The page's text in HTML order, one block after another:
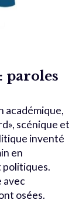
paroles
académique,
scénique et
inventé
en
politiques.
avec
osées.